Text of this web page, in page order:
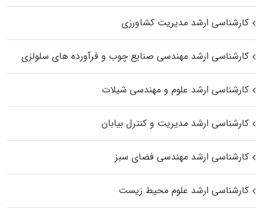
کارشناسی ارشد مدیریت کشاورزی
کارشناسی ارشد مهندسی صنایع چوب و فرآورده‌ های سلولزی
کارشناسی ارشد علوم و مهندسی شیلات
کارشناسی ارشد مدیریت و کنترل بیابان
کارشناسی ارشد مهندسی فضای سبز
کارشناسی ارشد علوم محیط‌ زیست